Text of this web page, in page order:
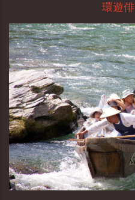
環遊